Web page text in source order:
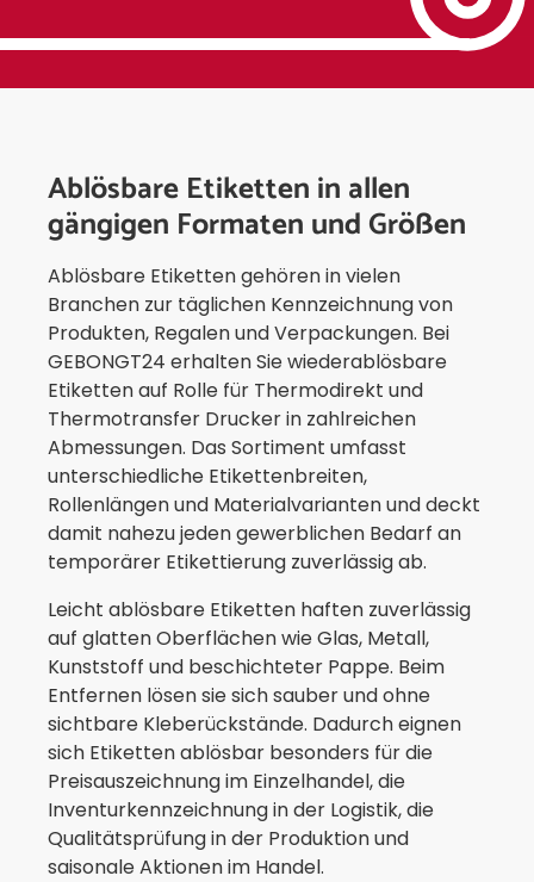
Ablösbare Etiketten in allen
gängigen Formaten und Größen
Ablösbare Etiketten gehören in vielen
Branchen zur täglichen Kennzeichnung von
Produkten, Regalen und Verpackungen. Bei
GEBONGT24 erhalten Sie wiederablösbare
Etiketten auf Rolle für Thermodirekt und
Thermotransfer Drucker in zahlreichen
Abmessungen. Das Sortiment umfasst
unterschiedliche Etikettenbreiten,
Rollenlängen und Materialvarianten und deckt
damit nahezu jeden gewerblichen Bedarf an
temporärer Etikettierung zuverlässig ab.
Leicht ablösbare Etiketten haften zuverlässig
auf glatten Oberflächen wie Glas, Metall,
Kunststoff und beschichteter Pappe. Beim
Entfernen lösen sie sich sauber und ohne
sichtbare Kleberückstände. Dadurch eignen
sich Etiketten ablösbar besonders für die
Preisauszeichnung im Einzelhandel, die
Inventurkennzeichnung in der Logistik, die
Qualitätsprüfung in der Produktion und
saisonale Aktionen im Handel.